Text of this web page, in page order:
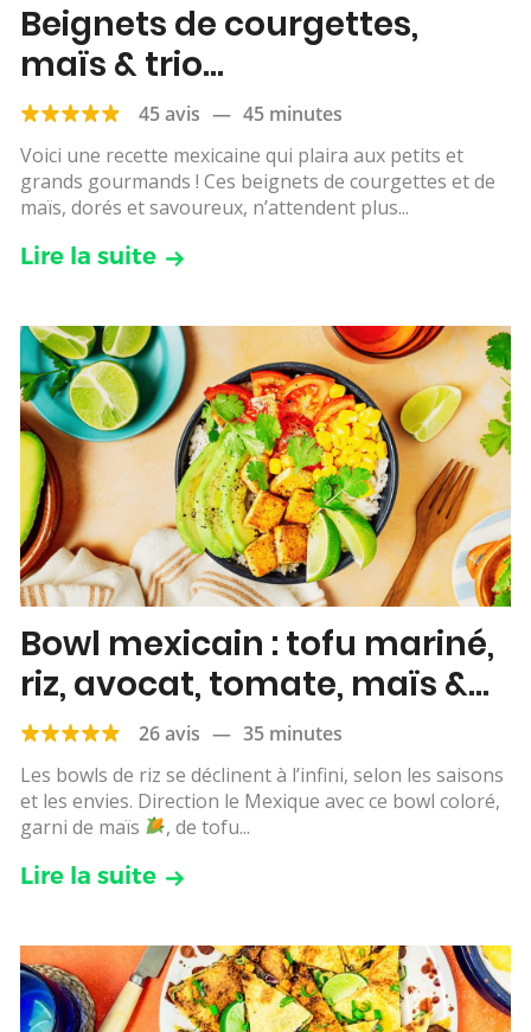
Beignets de courgettes,
maïs & trio
d’accompagnements
45 avis — 45 minutes
Voici une recette mexicaine qui plaira aux petits et
grands gourmands ! Ces beignets de courgettes et de
maïs, dorés et savoureux, n’attendent plus...
Lire la suite
Bowl mexicain : tofu mariné,
riz, avocat, tomate, maïs &
citron vert
26 avis — 35 minutes
Les bowls de riz se déclinent à l’infini, selon les saisons
et les envies. Direction le Mexique avec ce bowl coloré,
garni de maïs
, de tofu...
Lire la suite